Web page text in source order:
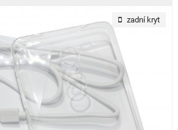
zadní kryt